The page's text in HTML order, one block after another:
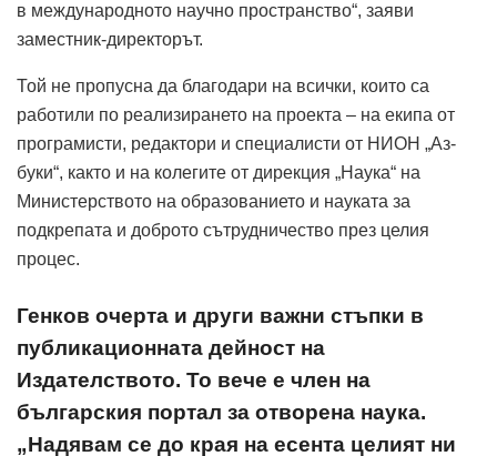
в международното научно пространство“, заяви
заместник-директорът.
Той не пропусна да благодари на всички, които са
работили по реализирането на проекта – на екипа от
програмисти, редактори и специалисти от НИОН „Аз-
буки“, както и на колегите от дирекция „Наука“ на
Министерството на образованието и науката за
подкрепата и доброто сътрудничество през целия
процес.
Генков очерта и други важни стъпки в
публикационната дейност на
Издателството. То вече е член на
българския портал за отворена наука.
„Надявам се до края на есента целият ни